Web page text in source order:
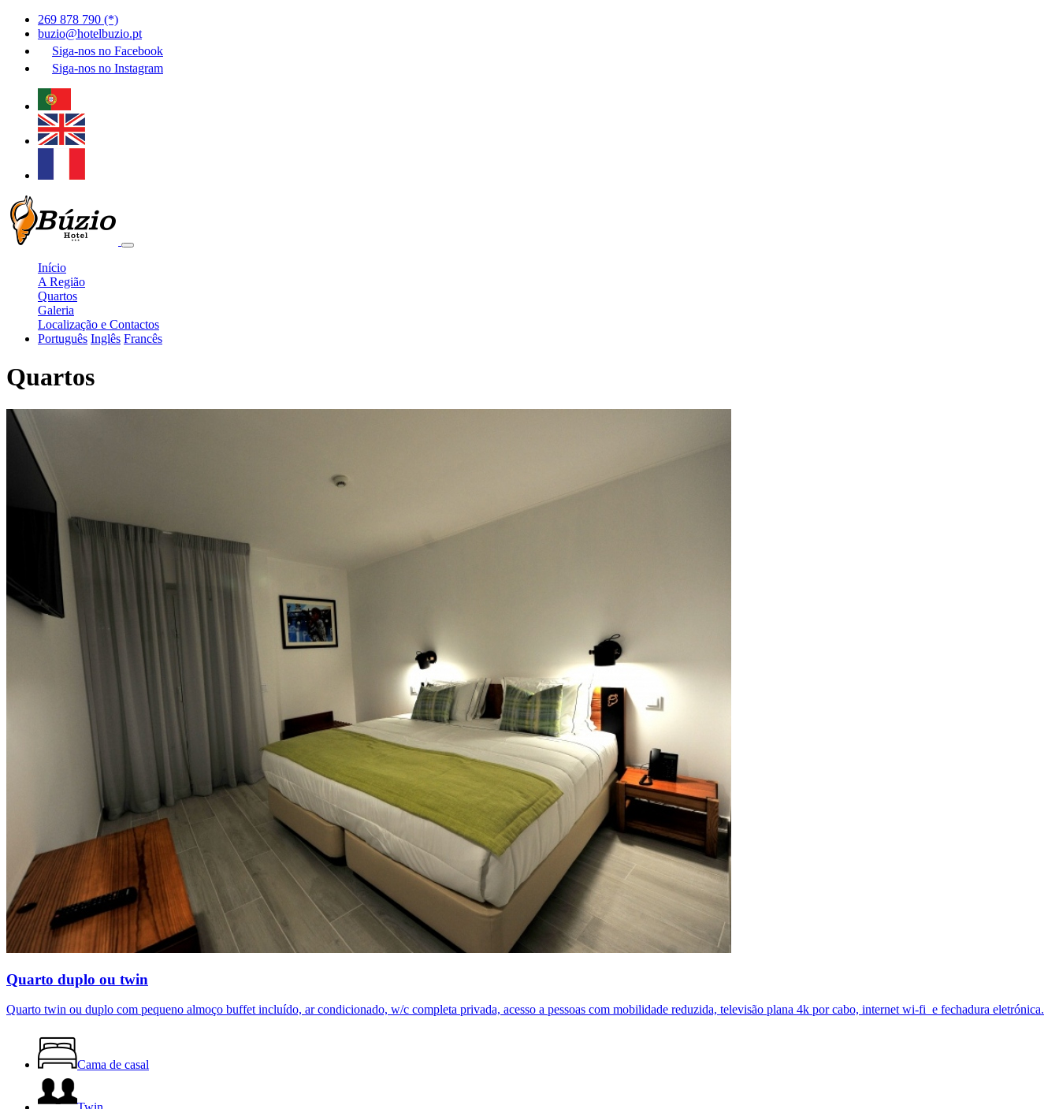
269 878 790 (*)
buzio@hotelbuzio.pt
Siga-nos no Facebook
Siga-nos no Instagram
Início
A Região
Quartos
Galeria
Localização e Contactos
Português Inglês Francês
Quartos
Quarto duplo ou twin
Quarto twin ou duplo com pequeno almoço buffet incluído, ar condicionado, w/c completa privada, acesso a pessoas com mobilidade reduzida, televisão plana 4k por cabo, internet wi-fi e fechadura eletrónica.
Cama de casal